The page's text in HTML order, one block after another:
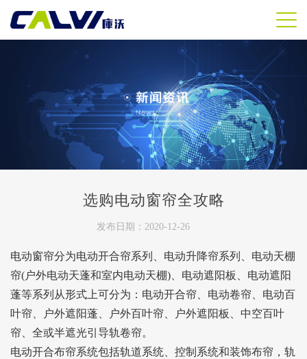
选购电动窗帘全攻略
发布日期：2020-12-26
电动窗帘分为电动开合帘系列、电动升降帘系列、电动天棚
帘(户外电动天蓬和室内电动天棚)、电动遮阳板、电动遮阳
蓬等系列从形式上可分为：电动开合帘、电动卷帘、电动百
叶帘、户外遮阳蓬、户外百叶帘、户外遮阳板、中空百叶
帘、全或半遮光引导轨卷帘。
电动开合布帘系统包括轨道系统、控制系统和装饰布帘，轨